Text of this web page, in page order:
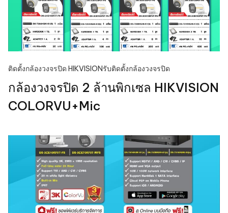
ติดตั้งกล้องวงจรปิด HIKVISIONรับติดตั้งกล้องวงจรปิด
กล้องวงจรปิด 2 ล้านพิกเซล HIKVISION
COLORVU+Mic